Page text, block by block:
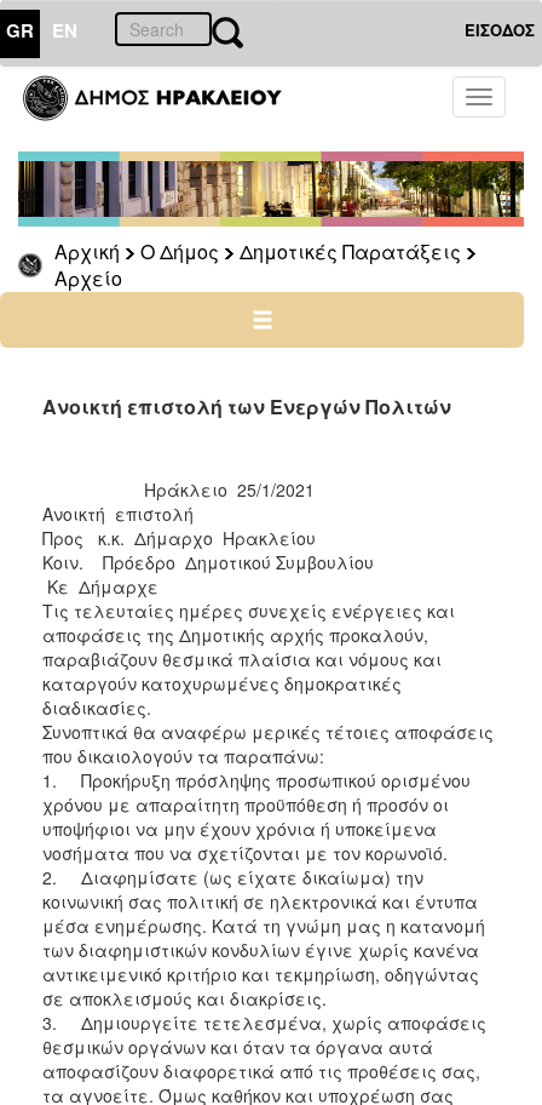
GR EN ΕΙΣΟΔΟΣ
Toggle
Αρχική Ο Δήμος
Δημοτικές Παρατάξεις
Αρχείο
ΔΗΜΟΣ
Δημοτικές
Παρατάξεις
Αρχείο
Ο
ΤΟΠΟΣ
Ανοικτή επιστολή των Ενεργών Πολιτών
Ηράκλειο 25/1/2021
Ανοικτή επιστολή
Προς κ.κ. Δήμαρχο Ηρακλείου
Κοιν. Πρόεδρο Δημοτικού Συμβουλίου
Κε Δήμαρχε
Τις τελευταίες ημέρες συνεχείς ενέργειες και
αποφάσεις της Δημοτικής αρχής προκαλούν,
παραβιάζουν θεσμικά πλαίσια και νόμους και
καταργούν κατοχυρωμένες δημοκρατικές
διαδικασίες.
Συνοπτικά θα αναφέρω μερικές τέτοιες αποφάσεις
που δικαιολογούν τα παραπάνω:
1.
Προκήρυξη πρόσληψης προσωπικού ορισμένου
χρόνου με απαραίτητη προϋπόθεση ή προσόν οι
υποψήφιοι να μην έχουν χρόνια ή υποκείμενα
νοσήματα που να σχετίζονται με τον κορωνοϊό.
2.
Διαφημίσατε (ως είχατε δικαίωμα) την
κοινωνική σας πολιτική σε ηλεκτρονικά και έντυπα
μέσα ενημέρωσης. Κατά τη γνώμη μας η κατανομή
των διαφημιστικών κονδυλίων έγινε χωρίς κανένα
αντικειμενικό κριτήριο και τεκμηρίωση, οδηγώντας
σε αποκλεισμούς και διακρίσεις.
3.
Δημιουργείτε τετελεσμένα, χωρίς αποφάσεις
θεσμικών οργάνων και όταν τα όργανα αυτά
αποφασίζουν διαφορετικά από τις προθέσεις σας,
τα αγνοείτε. Όμως καθήκον και υποχρέωση σας